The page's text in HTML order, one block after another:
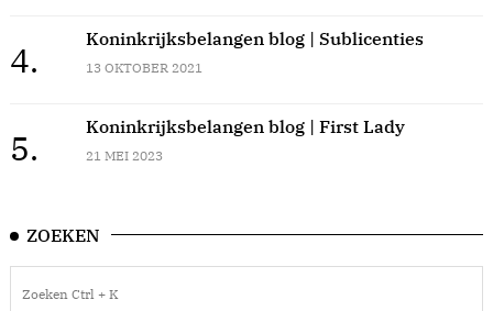
4.
Koninkrijksbelangen blog | Sublicenties
13 OKTOBER 2021
5.
Koninkrijksbelangen blog | First Lady
21 MEI 2023
ZOEKEN